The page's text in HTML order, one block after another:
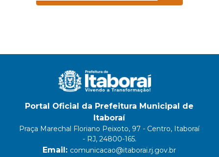
Portal Oficial da Prefeitura Municipal de
Itaboraí
Praça Marechal Floriano Peixoto, 97 - Centro, Itaboraí
- RJ, 24800-165.
Email: comunicacao@itaborai.rj.gov.br